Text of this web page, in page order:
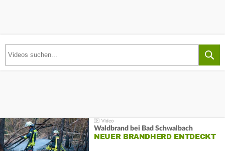
Waldbrand bei Bad Schwalbach
NEUER BRANDHERD ENTDECKT